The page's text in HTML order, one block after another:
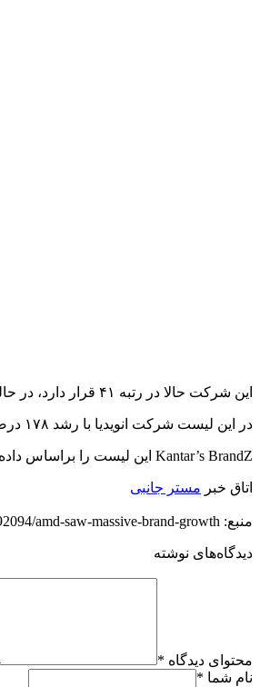
این شرکت حالا در رتبه ۴۱ قرار دارد، در حالیکه اینتل در رده ۴۸ جای گرفته است. ارزش برند AMD با رشد ۵۳ درصدی به ۵۱.۸۶ میلیون دلار رسیده است.
در این لیست شرکت انویدیا با رشد ۱۷۸ درصدی بیشرین میزان رشد را داشته است و بعد از آن اینستاگرام، فیس‌بوک قرار دارند.
Kantar’s BrandZ این لیست را براساس داده‌های مالی و احساسات مشتریان تهیه کرده است که دید بسیار خوبی از ارزش هر برند در اختیار ما قرار می‌دهد.
اتاق خبر مستر جانبی
منبع: https://techfars.com/292094/amd-saw-massive-brand-growth/
دیدگاه‌های نوشته
محتوای دیدگاه *
نام شما *